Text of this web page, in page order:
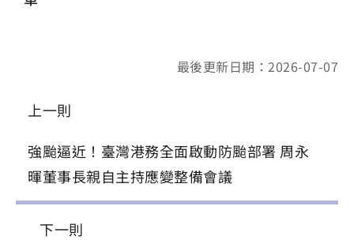
最後更新日期：2026-07-07
上一則
強颱逼近！臺灣港務全面啟動防颱部署 周永
暉董事長親自主持應變整備會議
下一則